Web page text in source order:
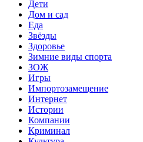
Дети
Дом и сад
Еда
Звёзды
Здоровье
Зимние виды спорта
ЗОЖ
Игры
Импортозамещение
Интернет
Истории
Компании
Криминал